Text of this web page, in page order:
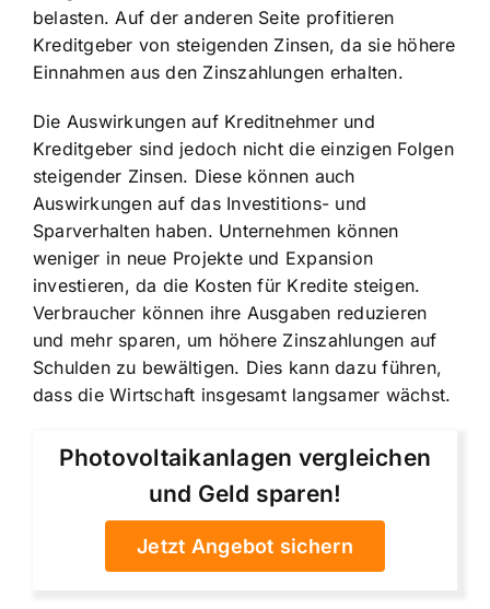
belasten. Auf der anderen Seite profitieren
Kreditgeber von steigenden Zinsen, da sie höhere
Einnahmen aus den Zinszahlungen erhalten.
Die Auswirkungen auf Kreditnehmer und
Kreditgeber sind jedoch nicht die einzigen Folgen
steigender Zinsen. Diese können auch
Auswirkungen auf das Investitions- und
Sparverhalten haben. Unternehmen können
weniger in neue Projekte und Expansion
investieren, da die Kosten für Kredite steigen.
Verbraucher können ihre Ausgaben reduzieren
und mehr sparen, um höhere Zinszahlungen auf
Schulden zu bewältigen. Dies kann dazu führen,
dass die Wirtschaft insgesamt langsamer wächst.
Photovoltaikanlagen vergleichen
und Geld sparen!
Jetzt Angebot sichern